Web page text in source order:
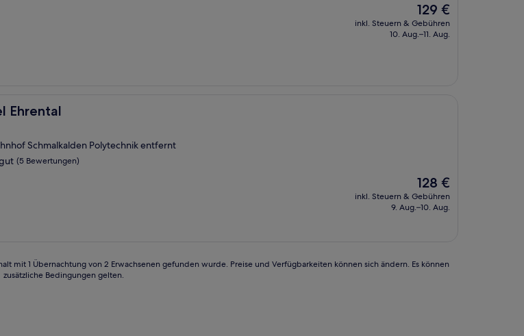
Der
Preis
beträgt
129 €
inkl. Steuern & Gebühren
10. Aug.–11. Aug.
Ehrental
Schmalkalden Polytechnik entfernt
(5 Bewertungen)
Der
Preis
beträgt
128 €
inkl. Steuern & Gebühren
9. Aug.–10. Aug.
mit 1 Übernachtung von 2 Erwachsenen gefunden wurde. Preise und Verfügbarkeiten können sich ändern. Es können
zusätzliche Bedingungen gelten.